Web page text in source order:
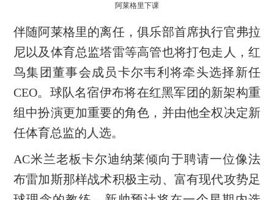
阿莱格里下课
伴随阿莱格里的离任，俱乐部首席执行官弗拉
尼以及体育总监塔雷等高管也将打包走人，红
鸟集团董事会成员卡尔韦利将牵头选择新任
CEO。球队名宿伊布将在红黑军团的新架构重
组中扮演更加重要的角色，并由他全权决定新
任体育总监的人选。
AC米兰老板卡尔迪纳莱倾向于聘请一位像法
布雷加斯那样战术积极主动、富有现代攻势足